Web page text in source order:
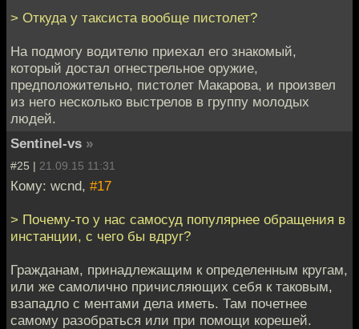
> Откуда у таксиста вообще пистолет?
На подмогу водителю приехал его знакомый,
который достал огнестрельное оружие,
предположительно, пистолет Макарова, и произвел
из него несколько выстрелов в группу молодых
людей.
Sentinel-vs »
#25 | 21.09.15 11:31
Кому: wcnd, #17
> Почему-то у нас самосуд популярнее обращения в
инстанции, с чего бы вдруг?
Гражданам, принадлежащим к определенным кругам,
или же самолично причисляющих себя к таковым,
взападло с ментами дела иметь. Там почетнее
самому разобраться или при помощи корешей.